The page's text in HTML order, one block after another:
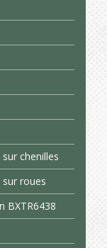
chenilles
roues
BXTR6438